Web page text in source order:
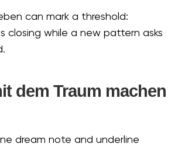
can mark a threshold:
closing while a new pattern asks
dem Traum machen
dream note and underline